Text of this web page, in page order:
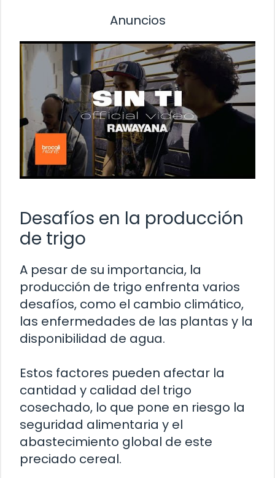
Anuncios
Desafíos en la producción
de trigo
A pesar de su importancia, la
producción de trigo enfrenta varios
desafíos, como el cambio climático,
las enfermedades de las plantas y la
disponibilidad de agua.
Estos factores pueden afectar la
cantidad y calidad del trigo
cosechado, lo que pone en riesgo la
seguridad alimentaria y el
abastecimiento global de este
preciado cereal.